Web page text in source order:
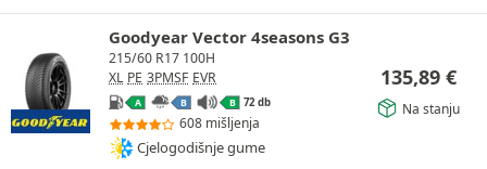
Goodyear Vector 4seasons G3
215/60 R17 100H
XL PE 3PMSF EVR
A B B 72 db
608 mišljenja
Cjelogodišnje gume
135,89 €
Na stanju